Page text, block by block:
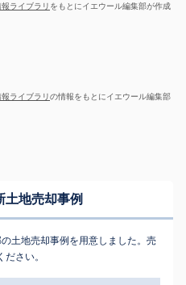
ライブラリ をもとにイエウール編集部が作成
ライブラリの情報をもとにイエウール編集部
土地売却事例
土地売却事例を用意しました。売
さい。